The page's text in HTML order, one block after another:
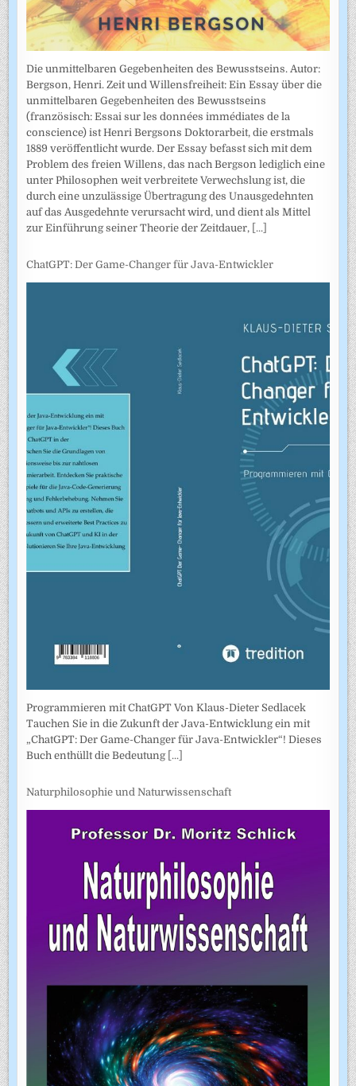
Die unmittelbaren Gegebenheiten des Bewusstseins. Autor:
Bergson, Henri. Zeit und Willensfreiheit: Ein Essay über die
unmittelbaren Gegebenheiten des Bewusstseins
(französisch: Essai sur les données immédiates de la
conscience) ist Henri Bergsons Doktorarbeit, die erstmals
1889 veröffentlicht wurde. Der Essay befasst sich mit dem
Problem des freien Willens, das nach Bergson lediglich eine
unter Philosophen weit verbreitete Verwechslung ist, die
durch eine unzulässige Übertragung des Unausgedehnten
auf das Ausgedehnte verursacht wird, und dient als Mittel
zur Einführung seiner Theorie der Zeitdauer, [...]
ChatGPT: Der Game-Changer für Java-Entwickler
Programmieren mit ChatGPT Von Klaus-Dieter Sedlacek
Tauchen Sie in die Zukunft der Java-Entwicklung ein mit
„ChatGPT: Der Game-Changer für Java-Entwickler“! Dieses
Buch enthüllt die Bedeutung [...]
Naturphilosophie und Naturwissenschaft